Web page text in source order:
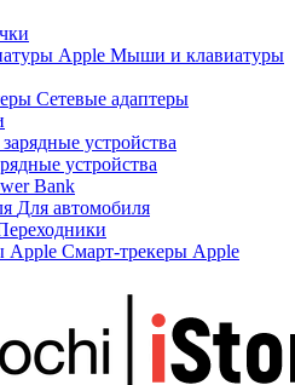
Мыши и клавиатуры
Сетевые адаптеры
устройства
Bank
Для автомобиля
Смарт-трекеры Apple